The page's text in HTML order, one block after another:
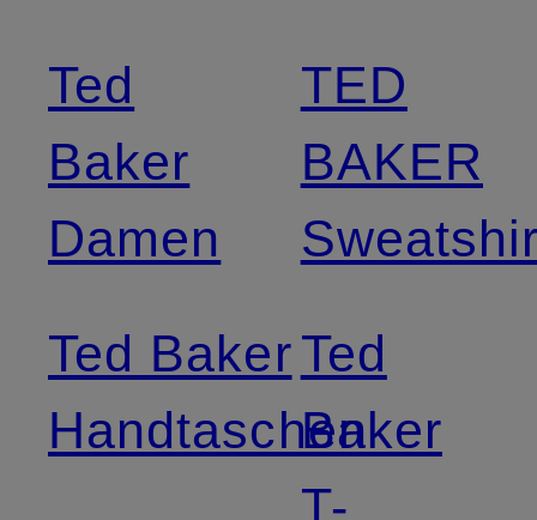
Ted
Baker
Damen
Ted Baker
Handtaschen
TED
BAKER
Ted
Baker
T-